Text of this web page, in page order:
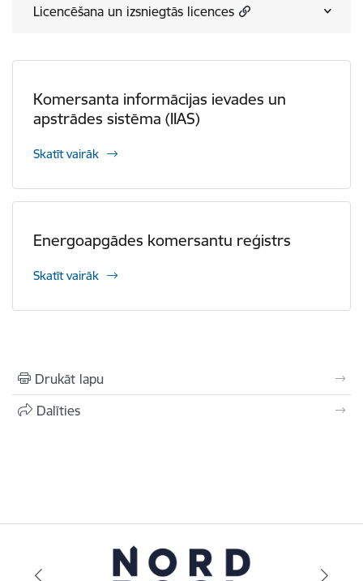
Licencēšana un izsniegtās licences
Komersanta informācijas ievades un
apstrādes sistēma (IIAS)
Skatīt vairāk
Energoapgādes komersantu reģistrs
Skatīt vairāk
Drukāt lapu
Dalīties